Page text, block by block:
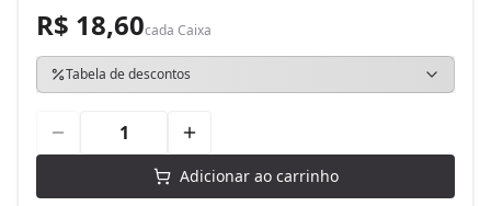
R$ 18,60cada Caixa
Tabela de descontos
Adicionar ao carrinho